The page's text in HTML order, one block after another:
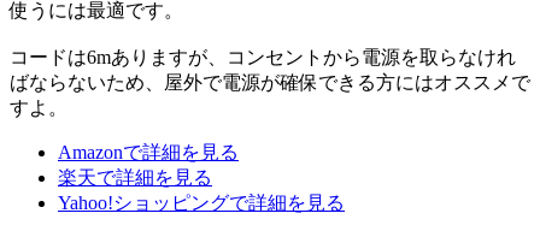
使うには最適です。
コードは6mありますが、コンセントから電源を取らなけれ
ばならないため、屋外で電源が確保できる方にはオススメで
すよ。
Amazonで詳細を見る
楽天で詳細を見る
Yahoo!ショッピングで詳細を見る